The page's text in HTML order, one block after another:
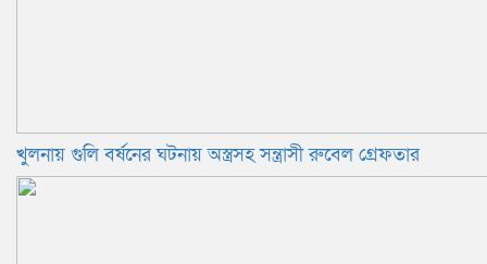
খুলনায় গুলি বর্ষনের ঘটনায় অস্ত্রসহ সন্ত্রাসী রুবেল গ্রেফতার